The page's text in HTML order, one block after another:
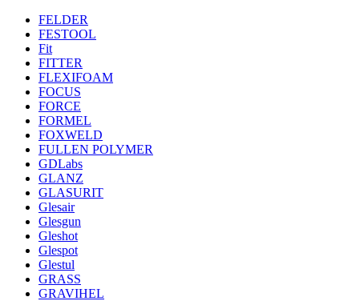
FELDER
FESTOOL
Fit
FITTER
FLEXIFOAM
FOCUS
FORCE
FORMEL
FOXWELD
FULLEN POLYMER
GDLabs
GLANZ
GLASURIT
Glesair
Glesgun
Gleshot
Glespot
Glestul
GRASS
GRAVIHEL